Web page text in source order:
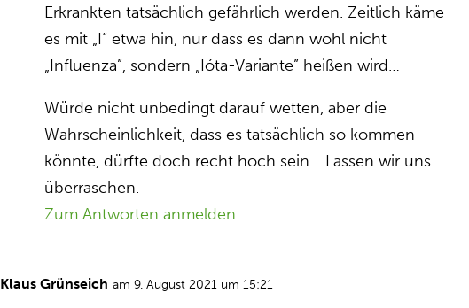
Erkrankten tatsächlich gefährlich werden. Zeitlich käme
es mit „I“ etwa hin, nur dass es dann wohl nicht
„Influenza”, sondern „Ióta-Variante” heißen wird…
Würde nicht unbedingt darauf wetten, aber die
Wahrscheinlichkeit, dass es tatsächlich so kommen
könnte, dürfte doch recht hoch sein… Lassen wir uns
überraschen.
Zum Antworten anmelden
Klaus Grünseich am 9. August 2021 um 15:21